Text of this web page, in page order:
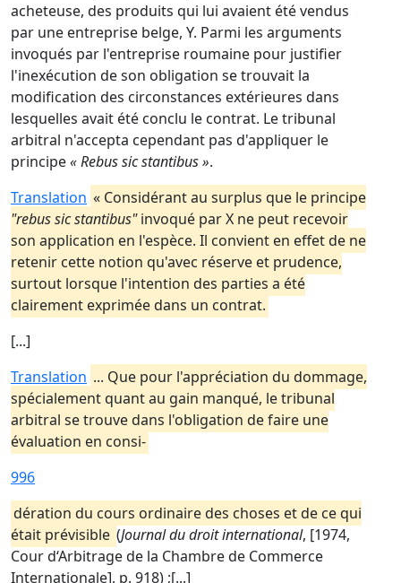
acheteuse, des produits qui lui avaient été vendus
par une entreprise belge, Y. Parmi les arguments
invoqués par l'entreprise roumaine pour justifier
l'inexécution de son obligation se trouvait la
modification des circonstances extérieures dans
lesquelles avait été conclu le contrat. Le tribunal
arbitral n'accepta cependant pas d'appliquer le
principe« Rebus sic stantibus ».
Translation « Considérant au surplus que le principe
"rebus sic stantibus"invoqué par X ne peut recevoir
son application en l'espèce. Il convient en effet de ne
retenir cette notion qu'avec réserve et prudence,
surtout lorsque l'intention des parties a été
clairement exprimée dans un contrat.
[...]
Translation ... Que pour l'appréciation du dommage,
spécialement quant au gain manqué, le tribunal
arbitral se trouve dans l'obligation de faire une
évaluation en consi-
996
dération du cours ordinaire des choses et de ce qui
était prévisible (Journal du droit international, [1974,
Cour d‘Arbitrage de la Chambre de Commerce
Internationale], p. 918) ;[...]